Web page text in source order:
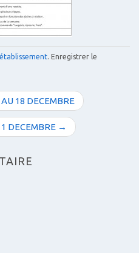
. Enregistrer le
18 DECEMBRE
DECEMBRE →